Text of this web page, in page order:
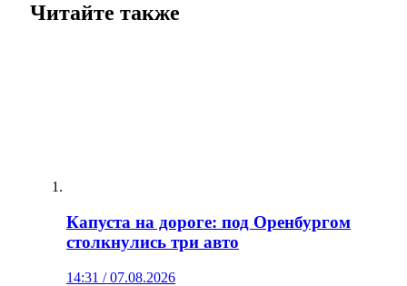
Читайте также
Капуста на дороге: под Оренбургом
столкнулись три авто
14:31 / 07.08.2026